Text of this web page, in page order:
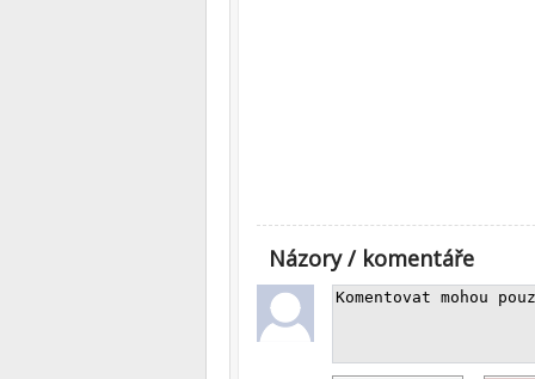
Názory / komentáře